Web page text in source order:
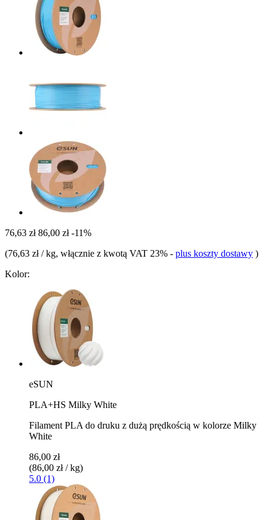
76,63 zł 86,00 zł -11%
(76,63 zł / kg, włącznie z kwotą VAT 23% - plus koszty dostawy )
Kolor:
eSUN
PLA+HS Milky White
Filament PLA do druku z dużą prędkością w kolorze Milky
White
86,00 zł
(86,00 zł / kg)
5.0 (1)